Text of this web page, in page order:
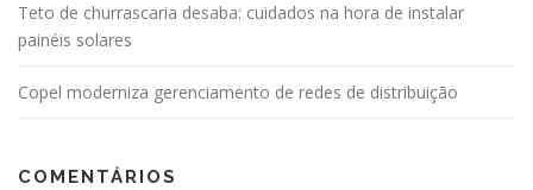
Teto de churrascaria desaba: cuidados na hora de instalar
painéis solares
Copel moderniza gerenciamento de redes de distribuição
COMENTÁRIOS